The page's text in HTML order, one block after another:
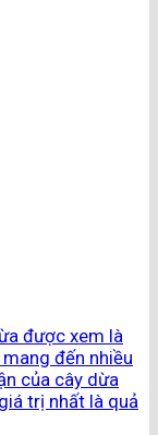
được xem là
đến nhiều
của cây dừa
trị nhất là quả